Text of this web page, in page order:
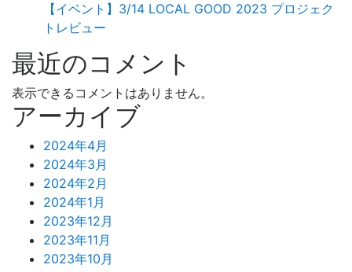
【イベント】3/14 LOCAL GOOD 2023 プロジェク
トレビュー
最近のコメント
表示できるコメントはありません。
アーカイブ
2024年4月
2024年3月
2024年2月
2024年1月
2023年12月
2023年11月
2023年10月